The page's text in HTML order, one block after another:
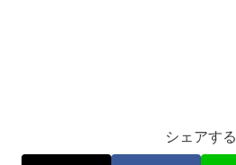
シェアする